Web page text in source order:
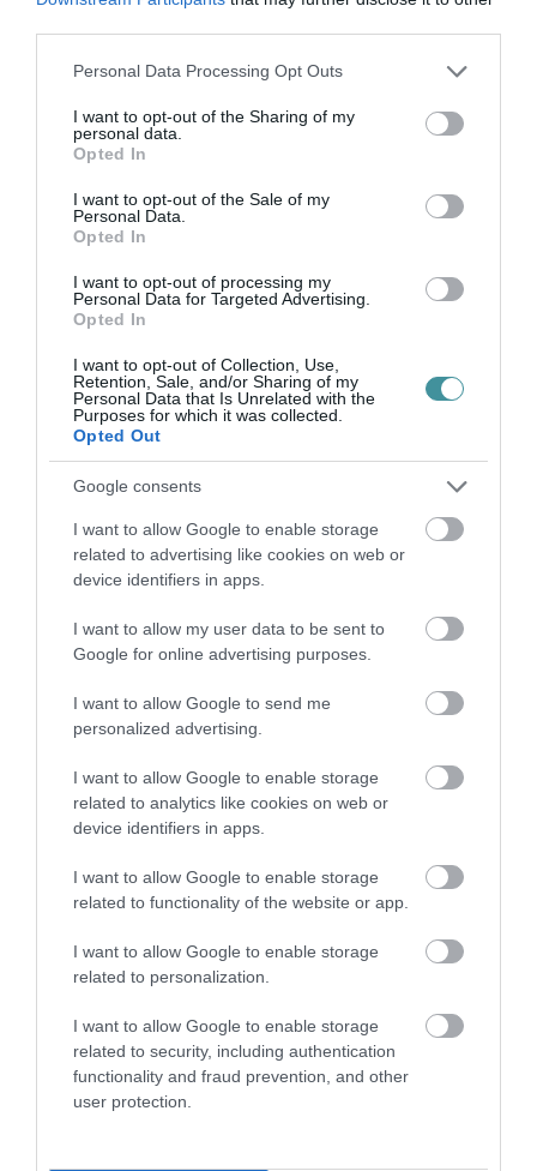
Please note that this website/app uses one or more Google
not limited to your visit or usage behaviour. You may click to
grant or deny consent to Google and its third-party tags to
use your data for below specified purposes in below Google
consent section.
Personal Data Processing Opt Outs
I want to opt-out of the Sharing of my
personal data.
Opted In
I want to opt-out of the Sale of my
Personal Data.
Opted In
I want to opt-out of processing my
Personal Data for Targeted Advertising.
Opted In
I want to opt-out of Collection, Use,
Retention, Sale, and/or Sharing of my
Personal Data that Is Unrelated with the
Purposes for which it was collected.
Opted Out
Google consents
I want to allow Google to enable storage
related to advertising like cookies on web or
device identifiers in apps.
I want to allow my user data to be sent to
Google for online advertising purposes.
I want to allow Google to send me
personalized advertising.
I want to allow Google to enable storage
related to analytics like cookies on web or
device identifiers in apps.
I want to allow Google to enable storage
related to functionality of the website or app.
I want to allow Google to enable storage
related to personalization.
I want to allow Google to enable storage
related to security, including authentication
functionality and fraud prevention, and other
user protection.
miniszterek és a miniszterelnök is a sajtó
Ne maradjon le a legfrissebb hírekről, kövessen
bennünket az EGRI ÜGYEK Google Hírek oldalán!
VISSZA A FŐOLDALRA
MENTŐK IS A HELYSZÍNRE ÉRKE...
2026. augusztus 06|Riasztó
HÍREK A GARÁZSBÓL: CHERY TIGGO 9
PHEV LUXURY – A KÍNAI PR...
2026. augusztus 06
2026. augusztus 06|Riasztó